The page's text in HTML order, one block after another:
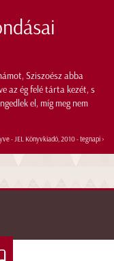
Sziszoész abba
az ég felé tárta kezét, s
el, míg meg nem
- JEL Könyvkiadó, 2010 -tegnapi >